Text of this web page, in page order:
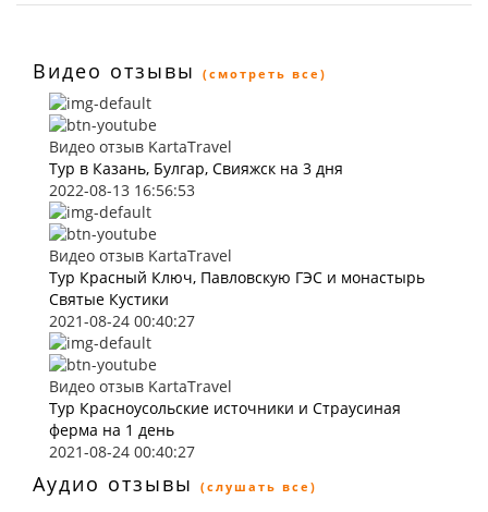
Видео отзывы (смотреть все)
Видео отзыв KartaTravel
Тур в Казань, Булгар, Свияжск на 3 дня
2022-08-13 16:56:53
Видео отзыв KartaTravel
Тур Красный Ключ, Павловскую ГЭС и монастырь
Святые Кустики
2021-08-24 00:40:27
Видео отзыв KartaTravel
Тур Красноусольские источники и Страусиная
ферма на 1 день
2021-08-24 00:40:27
Аудио отзывы (слушать все)